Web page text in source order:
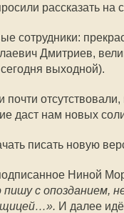
рассказать на
сотрудники:
Дмитриев,
выходной).
даст нам новых
писать новую
Ниной
с опозданием,
И далее